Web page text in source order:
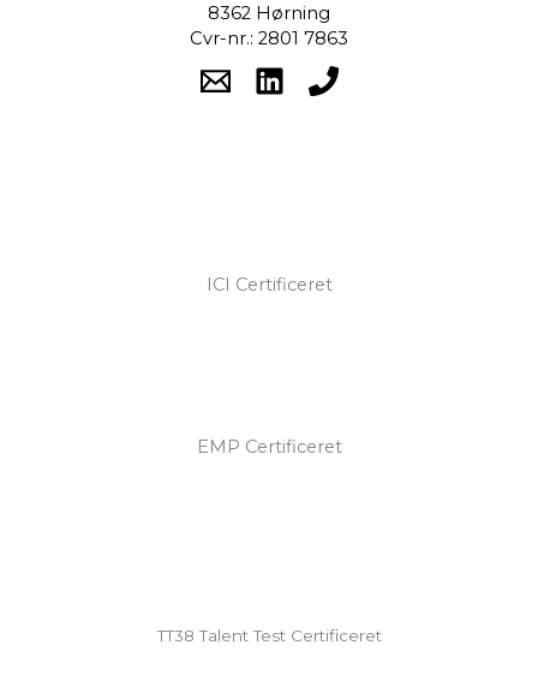
8362 Hørning
Cvr-nr.: 2801 7863
ICI Certificeret
EMP Certificeret
TT38 Talent Test Certificeret